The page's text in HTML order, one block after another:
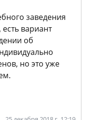
заведения
вариант
об
но это уже